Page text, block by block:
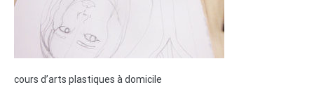
cours d’arts plastiques à domicile